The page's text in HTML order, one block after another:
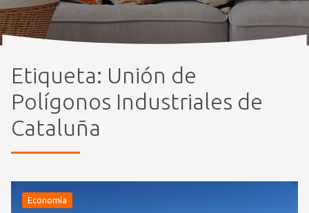
Etiqueta: Unión de
Polígonos Industriales de
Cataluña
Economía